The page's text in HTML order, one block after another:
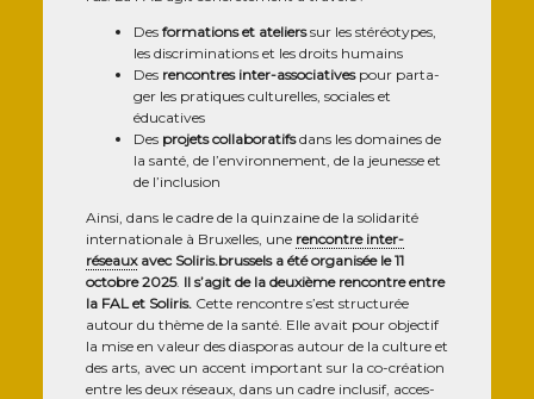
Des for­ma­tions et ate­lierssur les sté­réo­types,
les dis­cri­mi­na­tions et les droits humains
Des ren­contres inter-asso­cia­tivespour par­ta­
ger les pra­tiques cultu­relles, sociales et
éducatives
Des pro­jets col­la­bo­ra­tifsdans les domaines de
la san­té, de l’environnement, de la jeu­nesse et
de l’inclusion
Ain­si, dans le cadre de la quin­zaine de la soli­da­ri­té
inter­na­tio­nale à Bruxelles, une ren­contre inter-
réseauxavec Soli​ris​.brus​sels a été orga­ni­sée le 11
octobre 2025. Il s’agit de la deuxième ren­contre entre
la FAL et Soli­ris. Cette ren­contre s’est struc­tu­rée
autour du thème de la san­té. Elle avait pour objec­tif
la mise en valeur des dia­spo­ras autour de la culture et
des arts, avec un accent impor­tant sur la co-créa­tion
entre les deux réseaux, dans un cadre inclu­sif, acces­